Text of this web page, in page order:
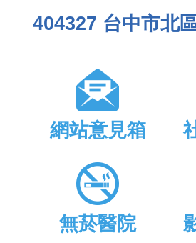
404327 台中市北
網站意見箱
無菸醫院